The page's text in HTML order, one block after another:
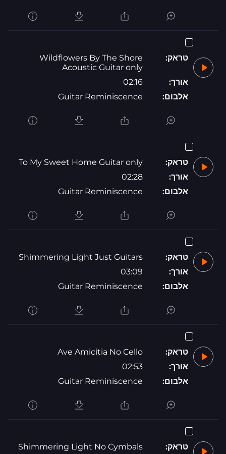
טראק:
Wildflowers By The Shore
Acoustic Guitar only
אורך:
02:16
אלבום:
Guitar Reminiscence
טראק:
To My Sweet Home Guitar only
אורך:
02:28
אלבום:
Guitar Reminiscence
טראק:
Shimmering Light Just Guitars
אורך:
03:09
אלבום:
Guitar Reminiscence
טראק:
Ave Amicitia No Cello
אורך:
02:53
אלבום:
Guitar Reminiscence
טראק:
Shimmering Light No Cymbals